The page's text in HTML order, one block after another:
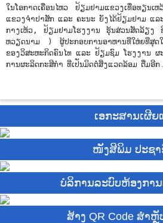
ໃນໂອກາດເຄື່ອນໄຫວ ຢ້ຽມຢາມແຂວງເທື່ອທຽ
ແຂວງຈຳປາສັກ ແລະ ຄະນະ ຍັງໄດ້ຢ້ຽມຢາມ ແ
ກາງເຫ້ວ, ຢ້ຽມຢາມໂຮງງານ ຮຸ້ນສ່ວນສັດລ້ຽ
ຫວຽດນາມ ) ຜູ້ປະກອບການອາຫານທີ່ໃຫ່ຍທີ່ສຸດ
ຂອງວິສະຫະກິດຄົນໄທ ແລະ ຢ້ຽມຊົມ ໂຮງງານ ຜ
ການຜະລິດກະສິກໍາ ທີ່ເປັນມິດຕໍ່ສິ່ງແວດລ້ອມ ຕື່ມອີກ .
ເອກະສານເຜີຍ
ໜັງສີພິມ ປະຊາ
ບໍ​ລິ​ການ​ລະບົບຫ້ອງກາ
ສ້າງ QR Code ສຳ